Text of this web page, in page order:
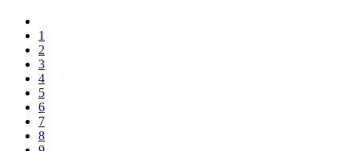
1
2
3
4
5
6
7
8